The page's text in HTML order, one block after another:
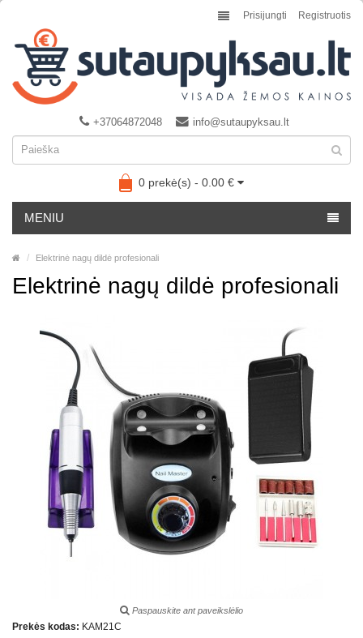
Prisijungti Registruotis
+37064872048 info@sutaupyksau.lt
0 prekė(s) - 0.00 €
MENIU
Elektrinė nagų dildė profesionali
Elektrinė nagų dildė profesionali
Paspauskite ant paveikslėlio
Prekės kodas: KAM21C